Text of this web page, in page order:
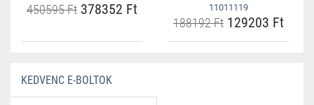
450595 Ft 378352 Ft
11011119
188192 Ft 129203 Ft
KEDVENC E-BOLTOK